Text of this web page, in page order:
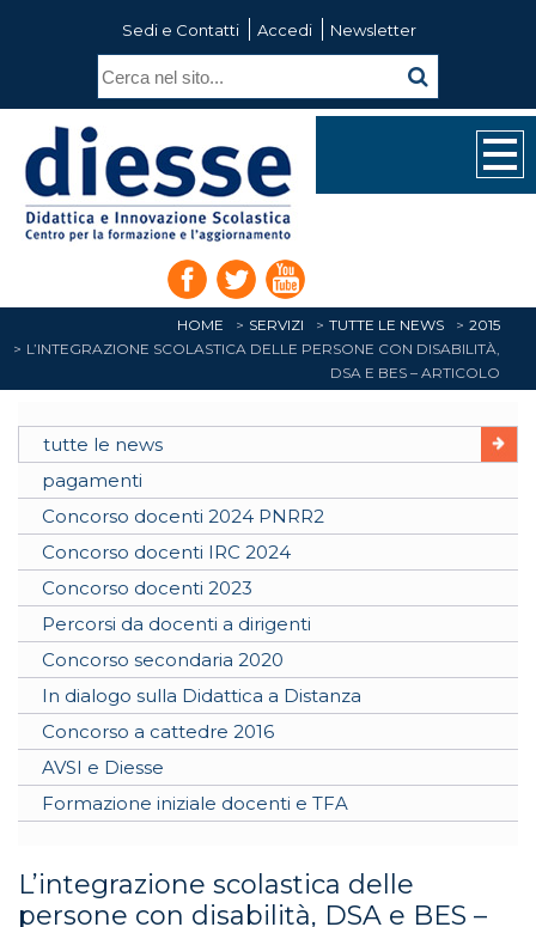
Sedi e Contatti Accedi Newsletter
HOME SERVIZI TUTTE LE NEWS
2015
L’INTEGRAZIONE SCOLASTICA DELLE PERSONE CON DISABILITÀ,
DSA E BES – ARTICOLO
tutte le news
pagamenti
Concorso docenti 2024 PNRR2
Concorso docenti IRC 2024
Concorso docenti 2023
Percorsi da docenti a dirigenti
Concorso secondaria 2020
In dialogo sulla Didattica a Distanza
Concorso a cattedre 2016
AVSI e Diesse
Formazione iniziale docenti e TFA
L’integrazione scolastica delle
persone con disabilità, DSA e BES –